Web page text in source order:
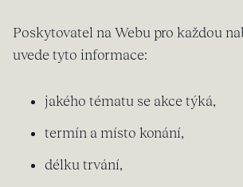
Poskytovatel na Webu pro každou
uvede tyto informace:
jakého tématu se akce týká,
termín a místo konání,
délku trvání,